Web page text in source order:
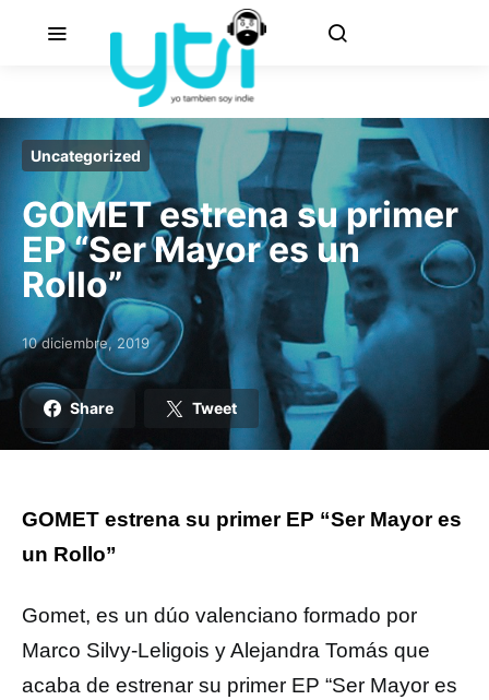
Uncategorized
GOMET estrena su primer
EP “Ser Mayor es un
Rollo”
Posted on
10 diciembre, 2019
Share Tweet
GOMET estrena su primer EP “Ser Mayor es
un Rollo”
Gomet, es un dúo valenciano formado por
Marco Silvy-Leligois y Alejandra Tomás que
acaba de estrenar su primer EP “Ser Mayor es